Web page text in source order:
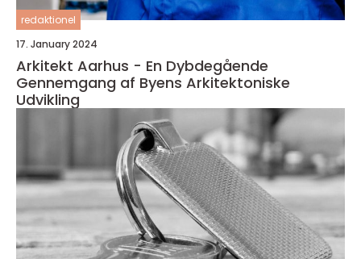
redaktionel
17. January 2024
Arkitekt Aarhus - En Dybdegående
Gennemgang af Byens Arkitektoniske
Udvikling